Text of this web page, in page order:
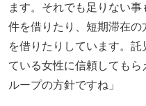
ます。それでも足りない
件を借りたり、短期滞在
を借りたりしています。
ている女性に信頼しても
ループの方針ですね」